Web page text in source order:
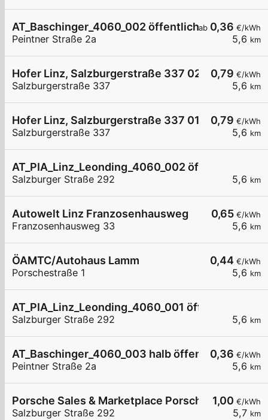
ab 0,36 €/kWh
5,6 km
AT_Baschinger_4060_002 öffentlich
Peintner Straße 2a
0,79 €/kWh
5,6 km
Hofer Linz, Salzburgerstraße 337 02
Salzburgerstraße 337
0,79 €/kWh
5,6 km
Hofer Linz, Salzburgerstraße 337 01
Salzburgerstraße 337
5,6 km
AT_PIA_Linz_Leonding_4060_002 öffentlich
Salzburger Straße 292
0,65 €/kWh
5,6 km
Autowelt Linz Franzosenhausweg
Franzosenhausweg 33
0,44 €/kWh
5,6 km
ÖAMTC/Autohaus Lamm
Porschestraße 1
5,6 km
AT_PIA_Linz_Leonding_4060_001 öffentlich
Salzburger Straße 292
0,36 €/kWh
5,6 km
AT_Baschinger_4060_003 halb öffentlich
Peintner Straße 2a
1,00 €/kWh
5,7 km
Porsche Sales & Marketplace Porsche Zentrum
Salzburger Straße 292